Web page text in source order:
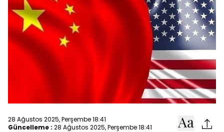
28 Ağustos 2025, Perşembe 18:41
Güncelleme : 28 Ağustos 2025, Perşembe 18:41